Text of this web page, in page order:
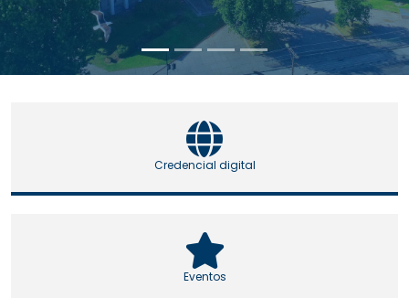
Credencial digital
Eventos